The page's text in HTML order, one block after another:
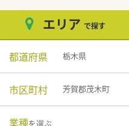
エリア で探す
都道府県 栃木県
市区町村 芳賀郡茂木町
業種を選ぶ